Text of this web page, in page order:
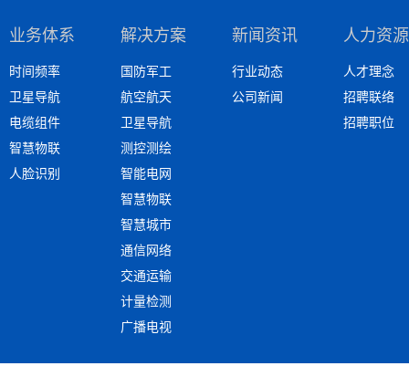
业务体系
时间频率
卫星导航
电缆组件
智慧物联
人脸识别
解决方案
国防军工
航空航天
卫星导航
测控测绘
智能电网
智慧物联
智慧城市
通信网络
交通运输
计量检测
广播电视
新闻资讯
行业动态
公司新闻
人力资源
人才理念
招聘联络
招聘职位